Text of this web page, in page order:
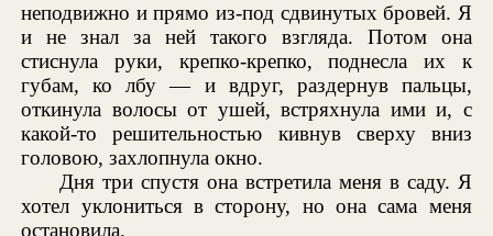
неподвижно и прямо из-под сдвинутых бровей. Я
и не знал за ней такого взгляда. Потом она
стиснула руки, крепко-крепко, поднесла их к
губам, ко лбу — и вдруг, раздернув пальцы,
откинула волосы от ушей, встряхнула ими и, с
какой-то решительностью кивнув сверху вниз
головою, захлопнула окно.
Дня три спустя она встретила меня в саду. Я
хотел уклониться в сторону, но она сама меня
остановила.